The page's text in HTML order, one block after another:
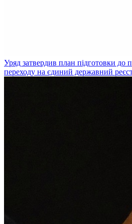
Уряд затвердив план підготовки
переходу на єдиний державний